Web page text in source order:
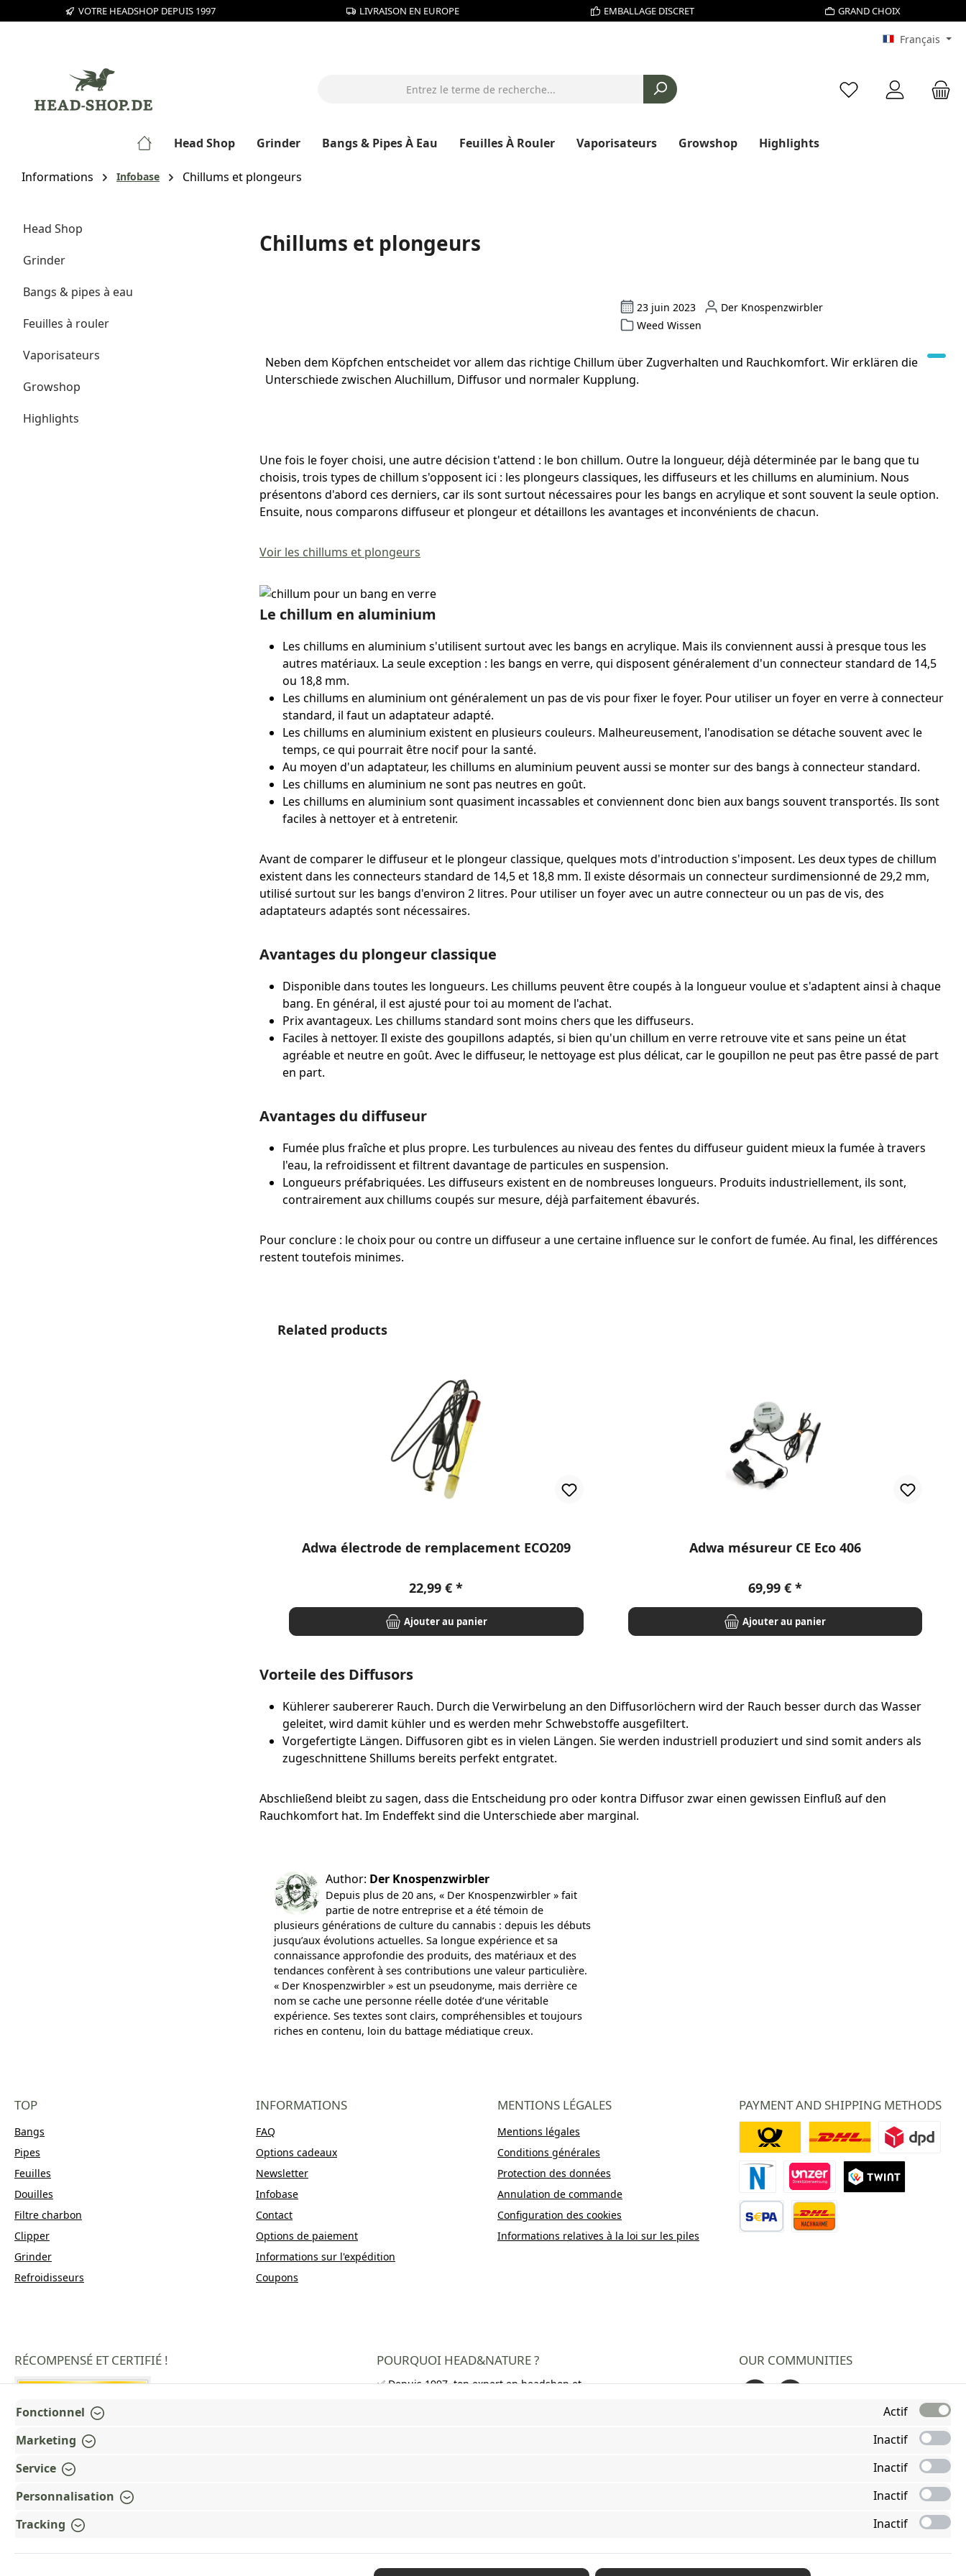
au contenu principal
Passer à la recherche
Passer à la navigation principale
VOTRE HEADSHOP DEPUIS 1997 LIVRAISON EN EUROPE EMBALLAGE DISCRET GRAND CHOIX
Français
Vous avez 0 articles
Head Shop Grinder Bangs & Pipes À Eau Feuilles À Rouler Vaporisateurs Growshop Highlights
Informations Infobase Chillums et plongeurs
Head Shop
Grinder
Bangs & pipes à eau
Feuilles à rouler
Vaporisateurs
Growshop
Highlights
Chillums et plongeurs
23 juin 2023
Der Knospenzwirbler
Weed Wissen
Neben dem Köpfchen entscheidet vor allem das richtige Chillum über Zugverhalten und Rauchkomfort. Wir erklären die
Unterschiede zwischen Aluchillum, Diffusor und normaler Kupplung.
Une fois le foyer choisi, une autre décision t'attend : le bon chillum. Outre la longueur, déjà déterminée par le bang que tu
choisis, trois types de chillum s'opposent ici : les plongeurs classiques, les diffuseurs et les chillums en aluminium. Nous
présentons d'abord ces derniers, car ils sont surtout nécessaires pour les bangs en acrylique et sont souvent la seule option.
Ensuite, nous comparons diffuseur et plongeur et détaillons les avantages et inconvénients de chacun.
Voir les chillums et plongeurs
Le chillum en aluminium
Les chillums en aluminium s'utilisent surtout avec les bangs en acrylique. Mais ils conviennent aussi à presque tous les
autres matériaux. La seule exception : les bangs en verre, qui disposent généralement d'un connecteur standard de 14,5
ou 18,8 mm.
Les chillums en aluminium ont généralement un pas de vis pour fixer le foyer. Pour utiliser un foyer en verre à connecteur
standard, il faut un adaptateur adapté.
Les chillums en aluminium existent en plusieurs couleurs. Malheureusement, l'anodisation se détache souvent avec le
temps, ce qui pourrait être nocif pour la santé.
Au moyen d'un adaptateur, les chillums en aluminium peuvent aussi se monter sur des bangs à connecteur standard.
Les chillums en aluminium ne sont pas neutres en goût.
Les chillums en aluminium sont quasiment incassables et conviennent donc bien aux bangs souvent transportés. Ils sont
faciles à nettoyer et à entretenir.
Avant de comparer le diffuseur et le plongeur classique, quelques mots d'introduction s'imposent. Les deux types de chillum
existent dans les connecteurs standard de 14,5 et 18,8 mm. Il existe désormais un connecteur surdimensionné de 29,2 mm,
utilisé surtout sur les bangs d'environ 2 litres. Pour utiliser un foyer avec un autre connecteur ou un pas de vis, des
adaptateurs adaptés sont nécessaires.
Avantages du plongeur classique
Disponible dans toutes les longueurs. Les chillums peuvent être coupés à la longueur voulue et s'adaptent ainsi à chaque
bang. En général, il est ajusté pour toi au moment de l'achat.
Prix avantageux. Les chillums standard sont moins chers que les diffuseurs.
Faciles à nettoyer. Il existe des goupillons adaptés, si bien qu'un chillum en verre retrouve vite et sans peine un état
agréable et neutre en goût. Avec le diffuseur, le nettoyage est plus délicat, car le goupillon ne peut pas être passé de part
en part.
Avantages du diffuseur
Fumée plus fraîche et plus propre. Les turbulences au niveau des fentes du diffuseur guident mieux la fumée à travers
l'eau, la refroidissent et filtrent davantage de particules en suspension.
Longueurs préfabriquées. Les diffuseurs existent en de nombreuses longueurs. Produits industriellement, ils sont,
contrairement aux chillums coupés sur mesure, déjà parfaitement ébavurés.
Pour conclure : le choix pour ou contre un diffuseur a une certaine influence sur le confort de fumée. Au final, les différences
restent toutefois minimes.
Ignorer la galerie de produits
Related products
Adwa électrode de remplacement ECO209
Prix régulier :
22,99 €
Ajouter au panier
Adwa mésureur CE Eco 406
Prix régulier :
69,99 €
Ajouter au panier
Vorteile des Diffusors
Kühlerer saubererer Rauch. Durch die Verwirbelung an den Diffusorlöchern wird der Rauch besser durch das Wasser
geleitet, wird damit kühler und es werden mehr Schwebstoffe ausgefiltert.
Vorgefertigte Längen. Diffusoren gibt es in vielen Längen. Sie werden industriell produziert und sind somit anders als
zugeschnittene Shillums bereits perfekt entgratet.
Abschließend bleibt zu sagen, dass die Entscheidung pro oder kontra Diffusor zwar einen gewissen Einfluß auf den
Rauchkomfort hat. Im Endeffekt sind die Unterschiede aber marginal.
Author: Der Knospenzwirbler
Depuis plus de 20 ans, « Der Knospenzwirbler » fait
partie de notre entreprise et a été témoin de
plusieurs générations de culture du cannabis : depuis les débuts
jusqu’aux évolutions actuelles. Sa longue expérience et sa
connaissance approfondie des produits, des matériaux et des
tendances confèrent à ses contributions une valeur particulière.
« Der Knospenzwirbler » est un pseudonyme, mais derrière ce
nom se cache une personne réelle dotée d’une véritable
expérience. Ses textes sont clairs, compréhensibles et toujours
riches en contenu, loin du battage médiatique creux.
TOP
Bangs
Pipes
Feuilles
Douilles
Filtre charbon
Clipper
Grinder
Refroidisseurs
INFORMATIONS
FAQ
Options cadeaux
Newsletter
Infobase
Contact
Options de paiement
Informations sur l'expédition
Coupons
MENTIONS LÉGALES
Mentions légales
Conditions générales
Protection des données
Annulation de commande
Configuration des cookies
Informations relatives à la loi sur les piles
PAYMENT AND SHIPPING METHODS
Paiement Novalnet
Virement direct
Deutsche PostDHL DPD
RÉCOMPENSÉ ET CERTIFIÉ ! POURQUOI HEAD&NATURE ?
✅ Depuis 1997, ton expert en headshop et
OUR COMMUNITIES
Fonctionnel
Actif
Marketing
Inactif
Service
Inactif
Personnalisation
Inactif
Tracking
Inactif